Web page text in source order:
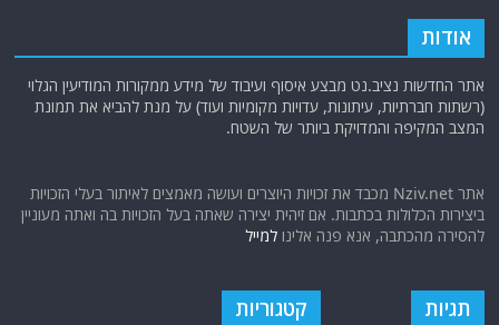
אודות
אתר החדשות נציב.נט מבצע איסוף ועיבוד של מידע ממקורות המודיעין הגלוי
(רשתות חברתיות, עיתונות, עדויות מקומיות ועוד) על מנת להביא את תמונת
המצב המקיפה והמדויקת ביותר של השטח.
אתר Nziv.net מכבד את זכויות היוצרים ועושה מאמצים לאיתור בעלי הזכויות
ביצירות הכלולות בכתבות. אם זיהית יצירה שאתה בעל הזכויות בה ואתה מעוניין
להסירה מהכתבה, אנא פנה אלינולמייל
תגיות קטגוריות